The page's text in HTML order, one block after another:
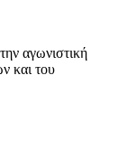
αγωνιστική
και του